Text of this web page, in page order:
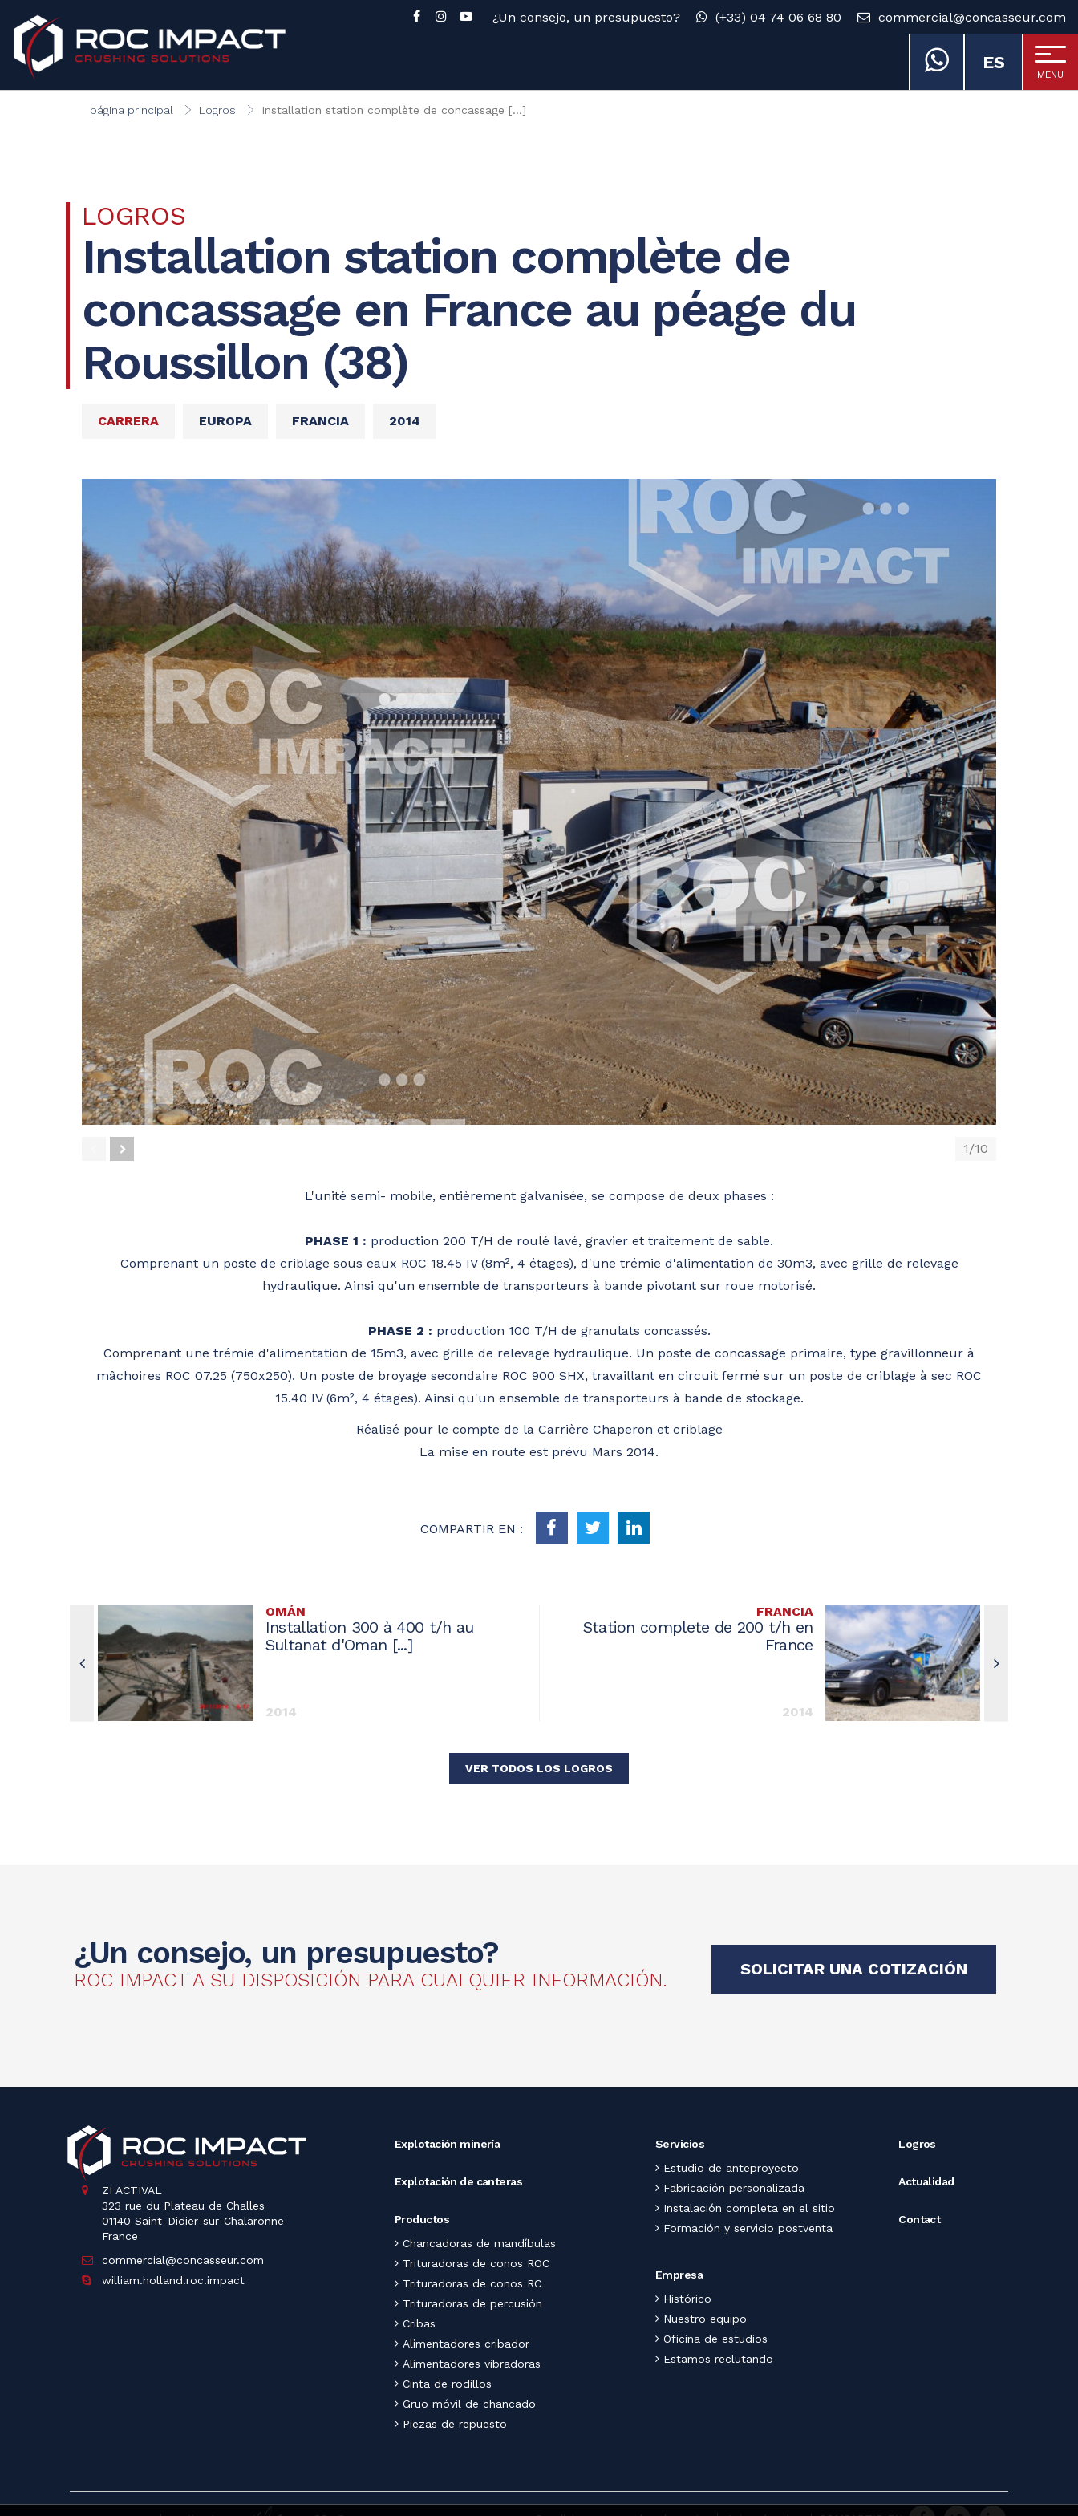
MENU
¿Un consejo, un presupuesto? (+33) 04 74 06 68 80 commercial@concasseur.com
ES
página principal Logros Installation station complète de concassage [...]
LOGROS
Installation station complète de
concassage en France au péage du
Roussillon (38)
CARRERA EUROPA FRANCIA 2014
1/10
L'unité semi- mobile, entièrement galvanisée, se compose de deux phases :
PHASE 1 : production 200 T/H de roulé lavé, gravier et traitement de sable.
Comprenant un poste de criblage sous eaux ROC 18.45 IV (8m², 4 étages), d'une trémie d'alimentation de 30m3, avec grille de relevage
hydraulique. Ainsi qu'un ensemble de transporteurs à bande pivotant sur roue motorisé.
PHASE 2 : production 100 T/H de granulats concassés.
Comprenant une trémie d'alimentation de 15m3, avec grille de relevage hydraulique. Un poste de concassage primaire, type gravillonneur à
mâchoires ROC 07.25 (750x250). Un poste de broyage secondaire ROC 900 SHX, travaillant en circuit fermé sur un poste de criblage à sec ROC
15.40 IV (6m², 4 étages). Ainsi qu'un ensemble de transporteurs à bande de stockage.
Réalisé pour le compte de la Carrière Chaperon et criblage
La mise en route est prévu Mars 2014.
COMPARTIR EN :
OMÁN
Installation 300 à 400 t/h au
Sultanat d'Oman [...]
2014
FRANCIA
Station complete de 200 t/h en
France
2014
VER TODOS LOS LOGROS
¿Un consejo, un presupuesto?
ROC IMPACT A SU DISPOSICIÓN PARA CUALQUIER INFORMACIÓN. SOLICITAR UNA COTIZACIÓN
ZI ACTIVAL
323 rue du Plateau de Challes
01140 Saint-Didier-sur-Chalaronne
France
commercial@concasseur.com
william.holland.roc.impact
Explotación minería
Explotación de canteras
Productos
Chancadoras de mandíbulas
Trituradoras de conos ROC
Trituradoras de conos RC
Trituradoras de percusión
Cribas
Alimentadores cribador
Alimentadores vibradoras
Cinta de rodillos
Gruo móvil de chancado
Piezas de repuesto
Servicios
Estudio de anteproyecto
Fabricación personalizada
Instalación completa en el sitio
Formación y servicio postventa
Empresa
Histórico
Nuestro equipo
Oficina de estudios
Estamos reclutando
Logros
Actualidad
Contact